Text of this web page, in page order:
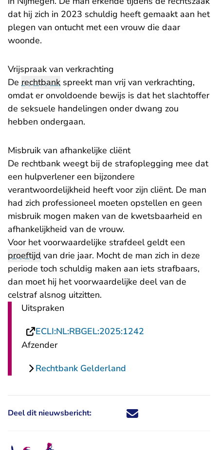
dat hij zich in 2023 schuldig heeft gemaakt aan het
plegen van ontucht met een vrouw die daar
woonde.
Vrijspraak van verkrachting
De rechtbank spreekt man vrij van verkrachting,
omdat er onvoldoende bewijs is dat het slachtoffer
de seksuele handelingen onder dwang zou
hebben ondergaan.
Misbruik van afhankelijke cliënt
De rechtbank weegt bij de strafoplegging mee dat
een hulpverlener een bijzondere
verantwoordelijkheid heeft voor zijn cliënt. De man
had zich professioneel moeten opstellen en geen
misbruik mogen maken van de kwetsbaarheid en
afhankelijkheid van de vrouw.
Voor het voorwaardelijke strafdeel geldt een
proeftijd van drie jaar. Mocht de man zich in deze
periode toch schuldig maken aan iets strafbaars,
dan moet hij het voorwaardelijke deel van de
celstraf alsnog uitzitten.
Uitspraken
ECLI:NL:RBGEL:2025:1242
Afzender
Rechtbank Gelderland
Deel dit nieuwsbericht: Deel dit nieuwsbericht via X -
Deel dit nieuwsbericht via
Deel dit nieuwsbericht
Deel dit